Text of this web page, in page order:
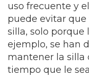
uso frecuente y
puede evitar
silla, solo porque
ejemplo, se han
mantener la silla
tiempo que le